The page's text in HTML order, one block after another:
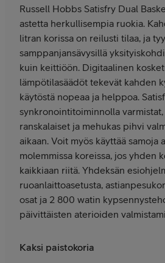
Russell Hobbs Satisfry Dual
astetta herkullisempia ruokia.
litran korissa on reilusti tilaa, ja
samppanjansävysillä
kuin keittiöön. Digitaalinen
lämpötilasäädöt tekevät kahden
käytöstä nopeaa ja helppoa.
synkronointitoiminnolla
ranskalaiset ja mehukas pihvi
aikaan. Voit myös käyttää samoja
molemmissa koreissa, jos yhden
kaikkiaan riitä. Yhdeksän
ruoanlaittoasetusta,
osat ja 2 800 watin
päivittäisten aterioiden
Kaksi paistokoria